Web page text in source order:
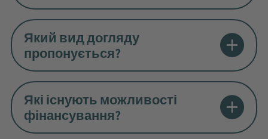
Який вид догляду
пропонується?
Які існують можливості
фінансування?